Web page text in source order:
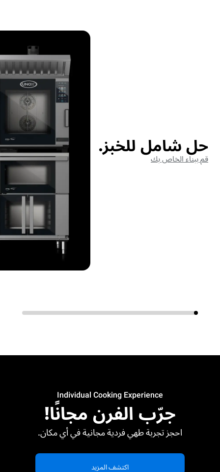
حل شامل للخبز.
قم ببناء الخاص بك
Individual Cooking Experience
جرّب الفرن مجانًا!
احجز تجربة طهي فردية مجانية في أي مكان.
اكتشف المزيد